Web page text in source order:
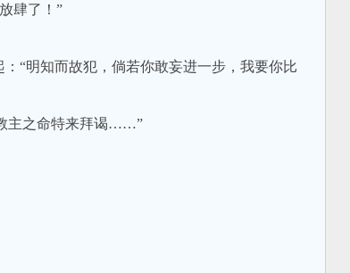
肆了！”
“明知而故犯，倘若你敢妄进一步，我要你比
主之命特来拜谒……”